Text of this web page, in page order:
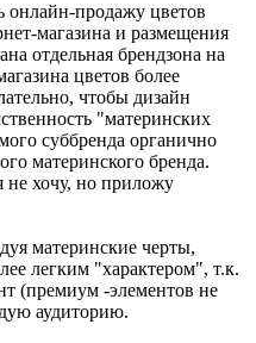
онлайн-продажу цветов
магазина и размещения
отдельная брендзона на
цветов более
чтобы дизайн
"материнских
суббренда органично
материнского бренда.
не хочу, но приложу
материнские черты,
легким "характером", т.к.
(премиум -элементов не
аудиторию.